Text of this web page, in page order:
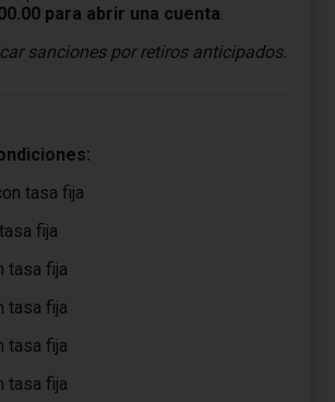
para abrir una cuenta.
sanciones por retiros anticipados.
tasa fija
fija
tasa fija
tasa fija
tasa fija
tasa fija